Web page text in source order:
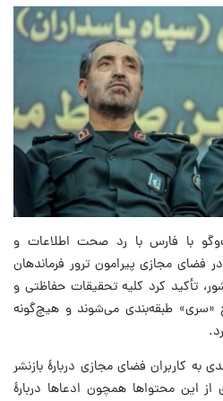
با فارس با رد صحت اطلاعات و
فضای مجازی پیرامون ترور فرماندهان
تأکید کرد کلیه تحقیقات حفاظتی و
«سری» طبقه‌بندی می‌شوند و هیچ‌گونه
کاربران فضای مجازی دربارهٔ بازنشر
این محتواها همچون ادعاها دربارهٔ